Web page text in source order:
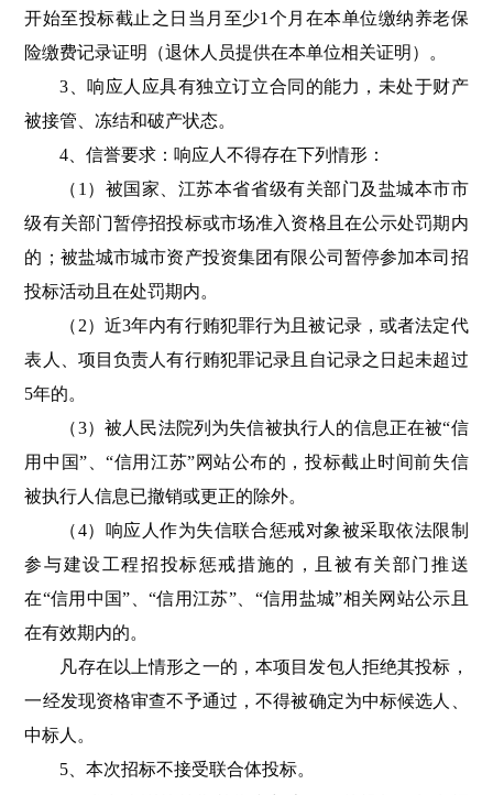
开始至投标截止之日当月至少1个月在本单位缴纳养老保
险缴费记录证明（退休人员提供在本单位相关证明）。
3 、响应人应具有独立订立合同的能力，未处于财产
被接管、冻结和破产状态。
4 、信誉要求：响应人不得存在下列情形：
（ 1）被国家、江苏本省省级有关部门及盐城本市市
级有关部门暂停招投标或市场准入资格且在公示处罚期内
的；被盐城市城市资产投资集团有限公司暂停参加本司招
投标活动且在处罚期内。
（ 2）近3年内有行贿犯罪行为且被记录，或者法定代
表人、项目负责人有行贿犯罪记录且自记录之日起未超过
5年的。
（3）被人民法院列为失信被执行人的信息正在被“信
用中国”、“信用江苏”网站公布的，投标截止时间前失信
被执行人信息已撤销或更正的除外。
（4）响应人作为失信联合惩戒对象被采取依法限制
参与建设工程招投标惩戒措施的，且被有关部门推送
在“信用中国”、“信用江苏”、“信用盐城”相关网站公示且
在有效期内的。
凡存在以上情形之一的，本项目发包人拒绝其投标，
一经发现资格审查不予通过，不得被确定为中标候选人、
中标人。
5 、本次招标不接受联合体投标。